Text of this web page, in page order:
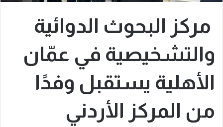
مركز البحوث الدوائية
والتشخيصية في عمّان
الأهلية يستقبل وفدًا
من المركز الأردني